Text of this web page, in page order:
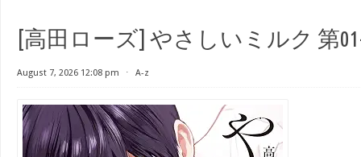
[高田ローズ] やさしいミルク 第
August 7, 2026 12:08 pm ⋅ A-z